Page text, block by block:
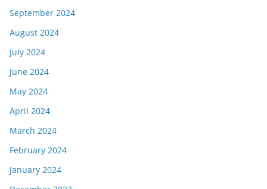
September 2024
August 2024
July 2024
June 2024
May 2024
April 2024
March 2024
February 2024
January 2024